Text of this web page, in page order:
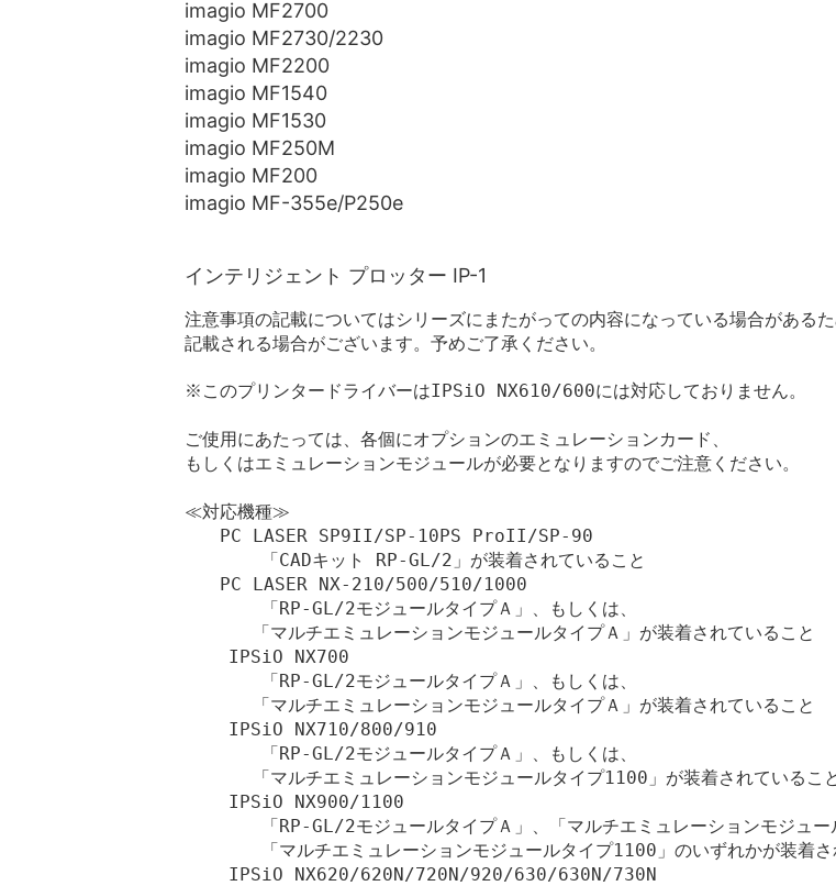
imagio MF2700
imagio MF2730/2230
imagio MF2200
imagio MF1540
imagio MF1530
imagio MF250M
imagio MF200
imagio MF-355e/P250e
インテリジェント プロッター IP-1
注意事項の記載についてはシリーズにまたがっての内容になっている場合がある
記載される場合がございます。予めご了承ください。
※このプリンタードライバーはIPSiO NX610/600には対応しておりません。
ご使用にあたっては、各個にオプションのエミュレーションカード、
もしくはエミュレーションモジュールが必要となりますのでご注意ください。
≪対応機種≫
PC LASER SP9II/SP-10PS ProII/SP-90
       「CADキット RP-GL/2」が装着されていること
PC LASER NX-210/500/510/1000
       「RP-GL/2モジュールタイプＡ」、もしくは、
「マルチエミュレーションモジュールタイプＡ」が装着されていること
    IPSiO NX700
       「RP-GL/2モジュールタイプＡ」、もしくは、
「マルチエミュレーションモジュールタイプＡ」が装着されていること
    IPSiO NX710/800/910
       「RP-GL/2モジュールタイプＡ」、もしくは、
「マルチエミュレーションモジュールタイプ1100」が装着されているこ
    IPSiO NX900/1100
「RP-GL/2モジュールタイプＡ」、「マルチエミュレーションモジュー
「マルチエミュレーションモジュールタイプ1100」のいずれかが装着さ
    IPSiO NX620/620N/720N/920/630/630N/730N